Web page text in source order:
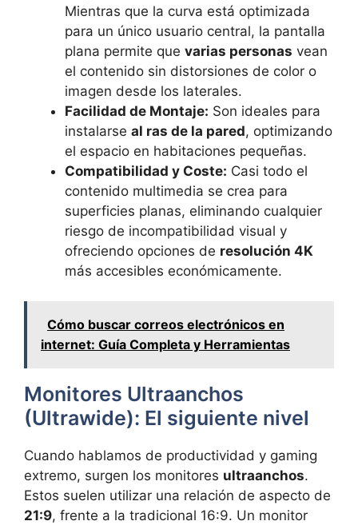
Mientras que la curva está optimizada
para un único usuario central, la pantalla
plana permite que varias personas vean
el contenido sin distorsiones de color o
imagen desde los laterales.
Facilidad de Montaje: Son ideales para
instalarse al ras de la pared, optimizando
el espacio en habitaciones pequeñas.
Compatibilidad y Coste: Casi todo el
contenido multimedia se crea para
superficies planas, eliminando cualquier
riesgo de incompatibilidad visual y
ofreciendo opciones de resolución 4K
más accesibles económicamente.
Cómo buscar correos electrónicos en
internet: Guía Completa y Herramientas
Monitores Ultraanchos
(Ultrawide): El siguiente nivel
Cuando hablamos de productividad y gaming
extremo, surgen los monitores ultraanchos.
Estos suelen utilizar una relación de aspecto de
21:9, frente a la tradicional 16:9. Un monitor